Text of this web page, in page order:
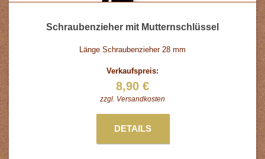
Schraubenzieher mit Mutternschlüssel
Länge Schraubenzieher 28 mm
Verkaufspreis:
8,90 €
zzgl. Versandkosten
DETAILS